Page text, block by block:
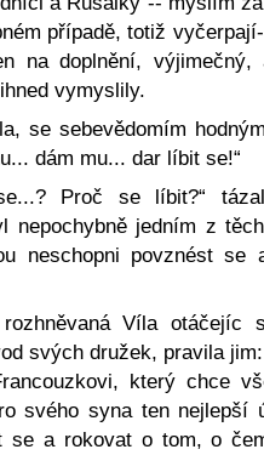
případě, totiž
na doplnění, výjimečný,
vymyslily.
se sebevědomím
dám mu... dar líbit se!“
Proč se líbit?“
nepochybně jedním z
neschopni povznést se
rozhněvaná Víla otáčejíc
svých družek, pravila jim:
který chce
svého syna ten nejlepší
se a rokovat o tom, o